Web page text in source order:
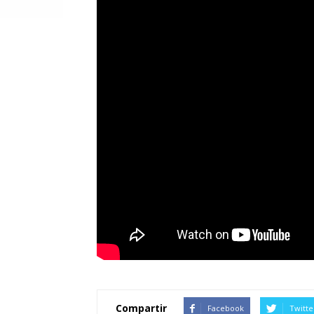
Compartir Facebook